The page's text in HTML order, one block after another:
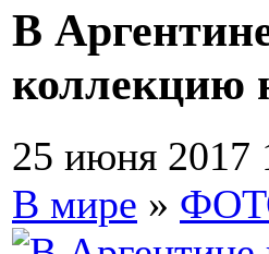
В
коллекцию
25 июня 2017
В мире »